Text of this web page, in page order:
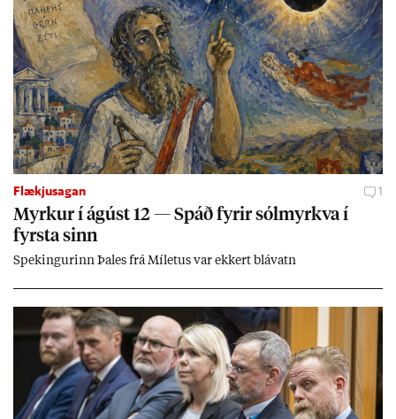
Flækjusagan 1
Myrk­ur í ág­úst 12 — Spáð fyr­ir sól­myrkva í
fyrsta sinn
Spek­ing­ur­inn Þa­les frá Míletus var ekk­ert blá­vatn